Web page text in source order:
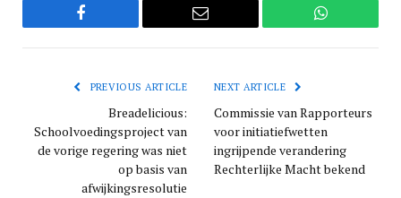
Facebook Email WhatsApp
PREVIOUS ARTICLE
Breadelicious:
Schoolvoedingsproject van
de vorige regering was niet
op basis van
afwijkingsresolutie
NEXT ARTICLE
Commissie van Rapporteurs
voor initiatiefwetten
ingrijpende verandering
Rechterlijke Macht bekend